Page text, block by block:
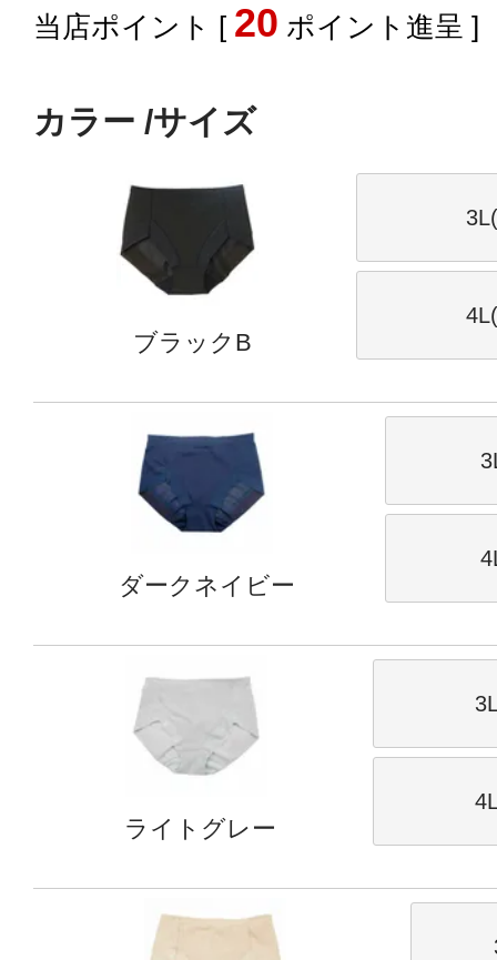
[ 20 ポイント進呈 ]
カラー サイズ
ブラックB
ダークネイビー
ライトグレー